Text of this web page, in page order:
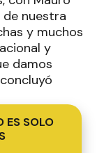
de nuestra
y muchos
y
damos
ES SOLO